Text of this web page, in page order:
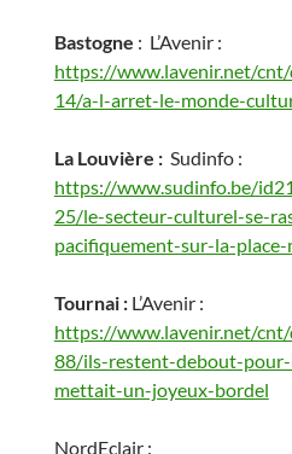
Bastogne : L’Avenir :
https://www.lavenir.net/
14/a-l-arret-le-monde-
La Louvière : Sudinfo :
https://www.sudinfo.be/
25/le-secteur-culturel-se-
pacifiquement-sur-la-
Tournai : L’Avenir :
https://www.lavenir.net/
88/ils-restent-debout-
mettait-un-joyeux-bordel
NordEclair :